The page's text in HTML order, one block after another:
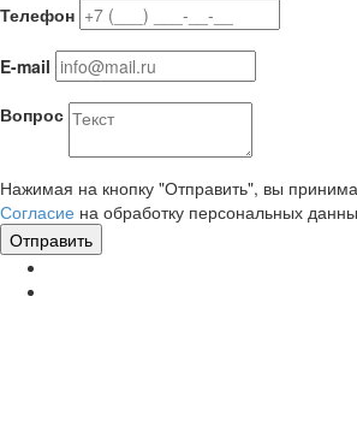
Телефон
E-mail
Вопрос
Нажимая на кнопку "Отправить", вы
Согласие на обработку персональных
Отправить